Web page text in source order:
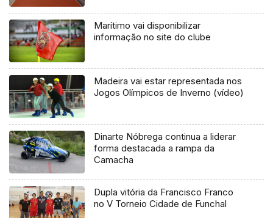
Marítimo vai disponibilizar
informação no site do clube
Madeira vai estar representada nos
Jogos Olímpicos de Inverno (vídeo)
Dinarte Nóbrega continua a liderar
forma destacada a rampa da
Camacha
Dupla vitória da Francisco Franco
no V Torneio Cidade de Funchal